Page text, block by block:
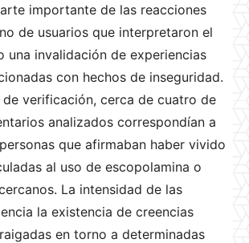
importante de las reacciones
de usuarios que interpretaron el
una invalidación de experiencias
con hechos de inseguridad.
de verificación, cerca de cuatro de
analizados correspondían a
que afirmaban haber vivido
al uso de escopolamina o
La intensidad de las
la existencia de creencias
en torno a determinadas